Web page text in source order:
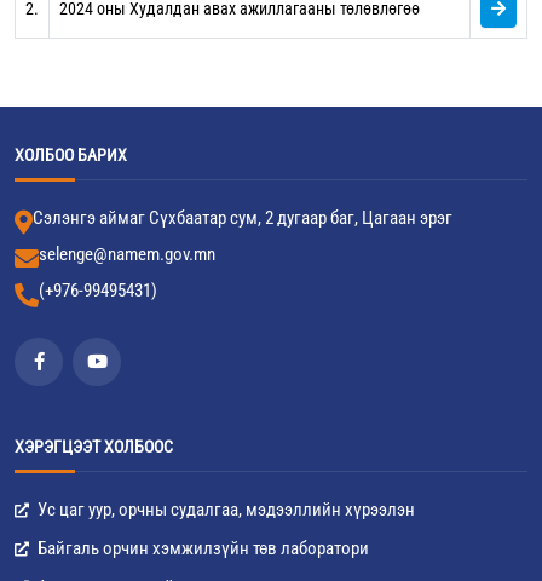
2. 2024 оны Худалдан авах ажиллагааны төлөвлөгөө
ХОЛБОО БАРИХ
Сэлэнгэ аймаг Сүхбаатар сум, 2 дугаар баг, Цагаан эрэг
selenge@namem.gov.mn
(+976-99495431)
ХЭРЭГЦЭЭТ ХОЛБООС
Ус цаг уур, орчны судалгаа, мэдээллийн хүрээлэн
Байгаль орчин хэмжилзүйн төв лаборатори